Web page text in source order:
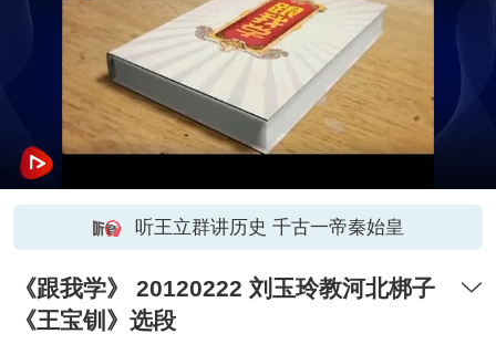
听王立群讲历史 千古一帝秦始皇
《跟我学》 20120222 刘玉玲教河北梆子
《王宝钏》选段